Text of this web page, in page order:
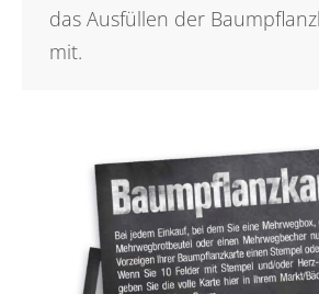
das Ausfüllen der
mit.